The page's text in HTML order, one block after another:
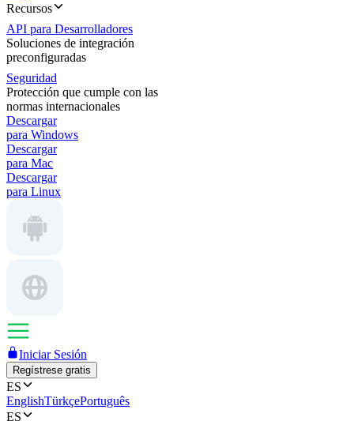
Recursos
API para Desarrolladores
Soluciones de integración
preconfiguradas
Seguridad
Protección que cumple con las
normas internacionales
Descargar
para Windows
Descargar
para Mac
Descargar
para Linux
Iniciar Sesión
Regístrese gratis
ES
EnglishTürkçePortuguês
ES